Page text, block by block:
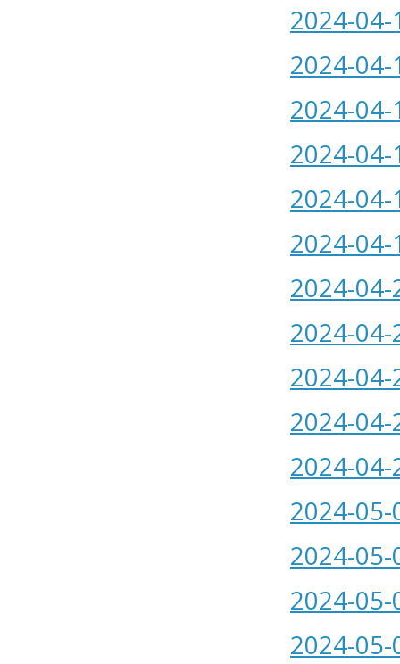
2024-
2024-
2024-
2024-
2024-
2024-
2024-
2024-
2024-
2024-
2024-
2024-
2024-
2024-
2024-